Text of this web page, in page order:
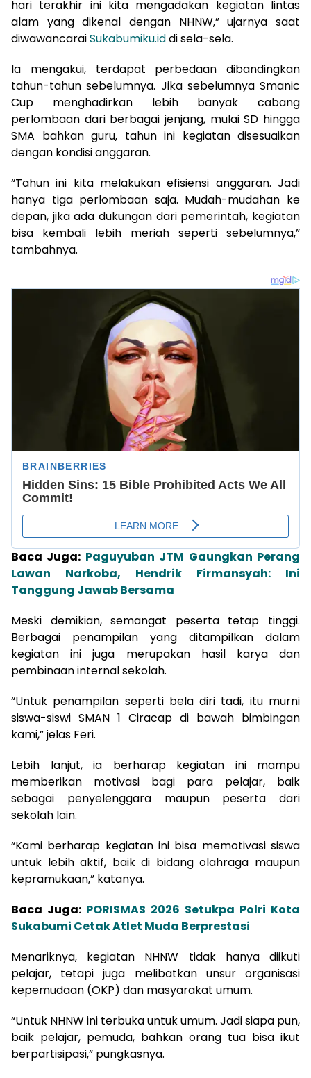
hari terakhir ini kita mengadakan kegiatan lintas
alam yang dikenal dengan NHNW,” ujarnya saat
diwawancaraiSukabumiku.iddi sela-sela.
Ia mengakui, terdapat perbedaan dibandingkan
tahun-tahun sebelumnya. Jika sebelumnya Smanic
Cup menghadirkan lebih banyak cabang
perlombaan dari berbagai jenjang, mulai SD hingga
SMA bahkan guru, tahun ini kegiatan disesuaikan
dengan kondisi anggaran.
“Tahun ini kita melakukan efisiensi anggaran. Jadi
hanya tiga perlombaan saja. Mudah-mudahan ke
depan, jika ada dukungan dari pemerintah, kegiatan
bisa kembali lebih meriah seperti sebelumnya,”
tambahnya.
Baca Juga: Paguyuban JTM Gaungkan Perang
Lawan Narkoba, Hendrik Firmansyah: Ini
Tanggung Jawab Bersama
Meski demikian, semangat peserta tetap tinggi.
Berbagai penampilan yang ditampilkan dalam
kegiatan ini juga merupakan hasil karya dan
pembinaan internal sekolah.
“Untuk penampilan seperti bela diri tadi, itu murni
siswa-siswi SMAN 1 Ciracap di bawah bimbingan
kami,” jelas Feri.
Lebih lanjut, ia berharap kegiatan ini mampu
memberikan motivasi bagi para pelajar, baik
sebagai penyelenggara maupun peserta dari
sekolah lain.
“Kami berharap kegiatan ini bisa memotivasi siswa
untuk lebih aktif, baik di bidang olahraga maupun
kepramukaan,” katanya.
Baca Juga: PORISMAS 2026 Setukpa Polri Kota
Sukabumi Cetak Atlet Muda Berprestasi
Menariknya, kegiatan NHNW tidak hanya diikuti
pelajar, tetapi juga melibatkan unsur organisasi
kepemudaan (OKP) dan masyarakat umum.
“Untuk NHNW ini terbuka untuk umum. Jadi siapa pun,
baik pelajar, pemuda, bahkan orang tua bisa ikut
berpartisipasi,” pungkasnya.